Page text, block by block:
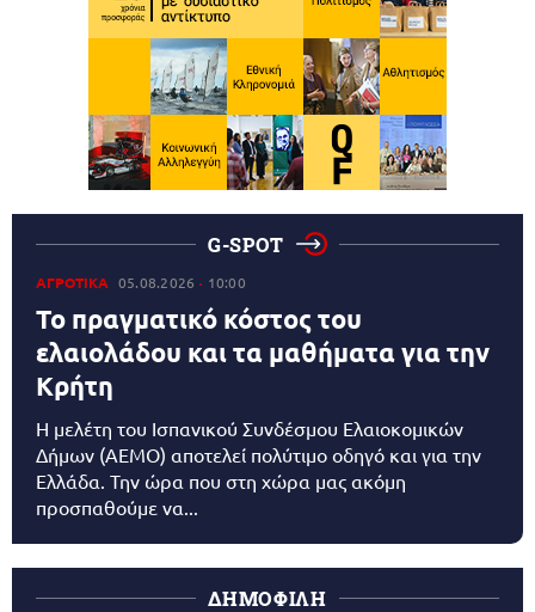
G-SPOT
ΑΓΡΟΤΙΚΑ 05.08.2026 10:00
Το πραγματικό κόστος του
ελαιολάδου και τα μαθήματα για την
Κρήτη
Η μελέτη του Ισπανικού Συνδέσμου Ελαιοκομικών
Δήμων (AEMO) αποτελεί πολύτιμο οδηγό και για την
Ελλάδα. Την ώρα που στη χώρα μας ακόμη
προσπαθούμε να...
ΔΗΜΟΦΙΛΗ